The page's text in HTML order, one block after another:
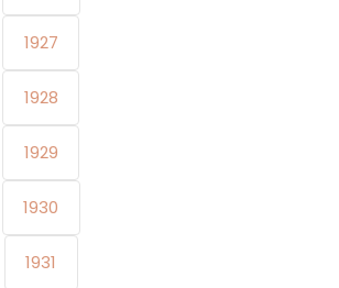
1927
1928
1929
1930
1931